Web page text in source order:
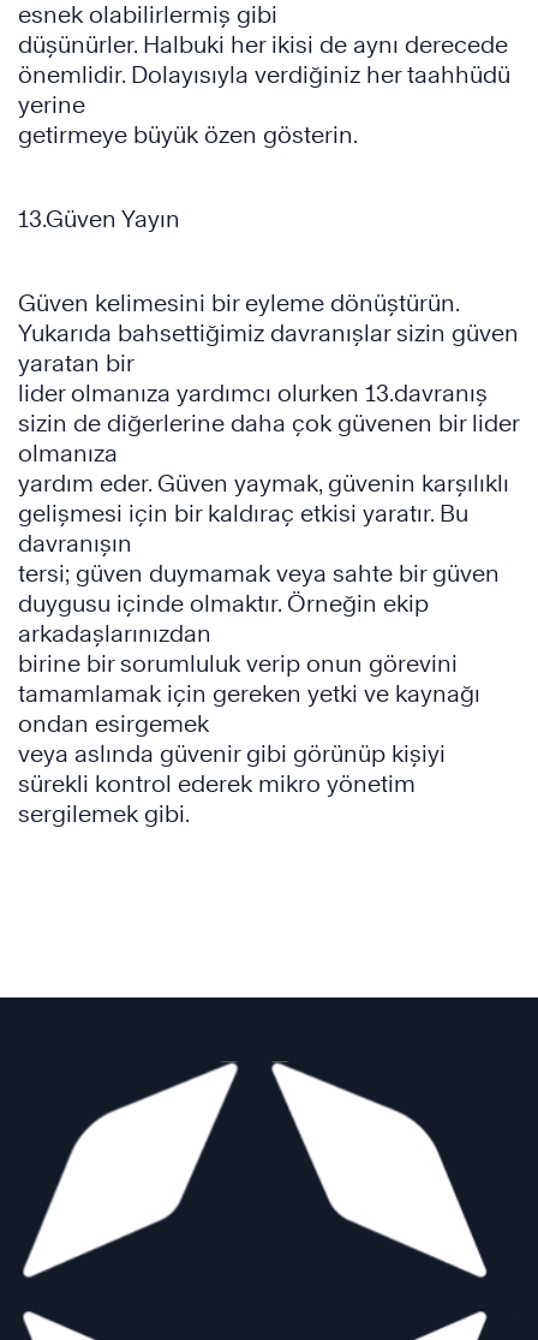
esnek olabilirlermiş gibi
düşünürler. Halbuki her ikisi de aynı derecede
önemlidir. Dolayısıyla verdiğiniz her taahhüdü
yerine
getirmeye büyük özen gösterin.
13.Güven Yayın
Güven kelimesini bir eyleme dönüştürün.
Yukarıda bahsettiğimiz davranışlar sizin güven
yaratan bir
lider olmanıza yardımcı olurken 13.davranış
sizin de diğerlerine daha çok güvenen bir lider
olmanıza
yardım eder. Güven yaymak, güvenin karşılıklı
gelişmesi için bir kaldıraç etkisi yaratır. Bu
davranışın
tersi; güven duymamak veya sahte bir güven
duygusu içinde olmaktır. Örneğin ekip
arkadaşlarınızdan
birine bir sorumluluk verip onun görevini
tamamlamak için gereken yetki ve kaynağı
ondan esirgemek
veya aslında güvenir gibi görünüp kişiyi
sürekli kontrol ederek mikro yönetim
sergilemek gibi.